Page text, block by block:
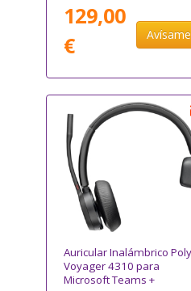
Carga/ con Micrófono/
Bluetooth/ Negro
129,00
€
Avísame
Auricular Inalámbrico Poly
Voyager 4310 para
Microsoft Teams +